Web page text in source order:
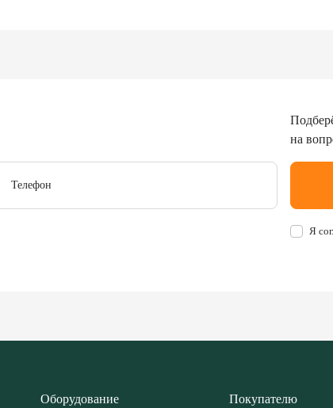
Телефон
Я
на
Оборудование Покупателю